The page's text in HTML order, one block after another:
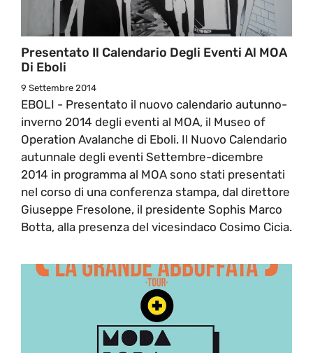
Presentato Il Calendario Degli Eventi Al MOA
Di Eboli
9 Settembre 2014
EBOLI - Presentato il nuovo calendario autunno-
inverno 2014 degli eventi al MOA, il Museo of
Operation Avalanche di Eboli. Il Nuovo Calendario
autunnale degli eventi Settembre-dicembre
2014 in programma al MOA sono stati presentati
nel corso di una conferenza stampa, dal direttore
Giuseppe Fresolone, il presidente Sophis Marco
Botta, alla presenza del vicesindaco Cosimo Cicia.